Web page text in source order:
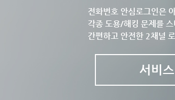
전화번호 안심로그인은
각종 도용/해킹 문제를
간편하고 안전한 2채널
서비